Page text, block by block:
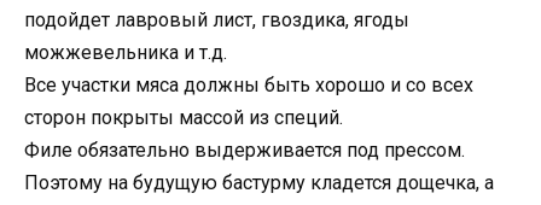
подойдет лавровый лист, гвоздика, ягоды
можжевельника и т.д.
Все участки мяса должны быть хорошо и со всех
сторон покрыты массой из специй.
Филе обязательно выдерживается под прессом.
Поэтому на будущую бастурму кладется дощечка, а